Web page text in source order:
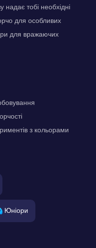
надає тобі необхідні
для особливих
для вражаючих
з кольорами
Юніори